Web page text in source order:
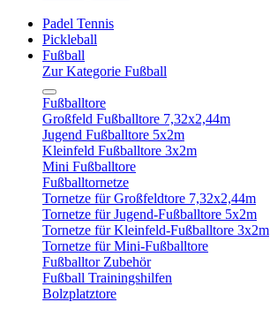
Padel Tennis
Pickleball
Fußball
Zur Kategorie Fußball
Fußballtore
Großfeld Fußballtore 7,32x2,44m
Jugend Fußballtore 5x2m
Kleinfeld Fußballtore 3x2m
Mini Fußballtore
Fußballtornetze
Tornetze für Großfeldtore 7,32x2,44m
Tornetze für Jugend-Fußballtore 5x2m
Tornetze für Kleinfeld-Fußballtore 3x2m
Tornetze für Mini-Fußballtore
Fußballtor Zubehör
Fußball Trainingshilfen
Bolzplatztore